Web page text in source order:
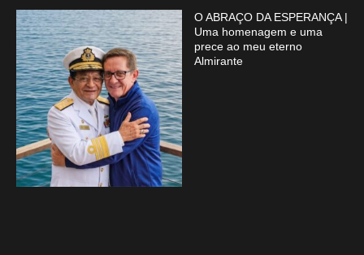
O ABRAÇO DA ESPERANÇA |
Uma homenagem e uma
prece ao meu eterno
Almirante